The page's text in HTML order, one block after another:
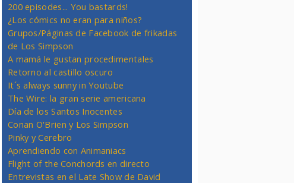
200 episodes... You bastards!
¿Los cómics no eran para niños?
Grupos/Páginas de Facebook de frikadas
de Los Simpson
A mamá le gustan procedimentales
Retorno al castillo oscuro
It´s always sunny in Youtube
The Wire: la gran serie americana
Día de los Santos Inocentes
Conan O'Brien y Los Simpson
Pinky y Cerebro
Aprendiendo con Animaniacs
Flight of the Conchords en directo
Entrevistas en el Late Show de David